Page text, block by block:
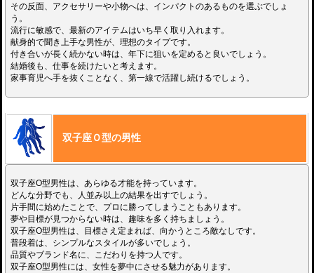
その反面、アクセサリーや小物へは、インパクトのあるものを選ぶでしょ
う。
流行に敏感で、最新のアイテムはいち早く取り入れます。
献身的で聞き上手な男性が、理想のタイプです。
付き合いが長く続かない時は、年下に狙いを定めると良いでしょう。
結婚後も、仕事を続けたいと考えます。
家事育児へ手を抜くことなく、第一線で活躍し続けるでしょう。
双子座Ｏ型の男性
双子座O型男性は、あらゆる才能を持っています。
どんな分野でも、人並み以上の結果を出すでしょう。
片手間に始めたことで、プロに勝ってしまうこともあります。
夢や目標が見つからない時は、趣味を多く持ちましょう。
双子座O型男性は、目標さえ定まれば、向かうところ敵なしです。
普段着は、シンプルなスタイルが多いでしょう。
品質やブランド名に、こだわりを持つ人です。
双子座O型男性には、女性を夢中にさせる魅力があります。